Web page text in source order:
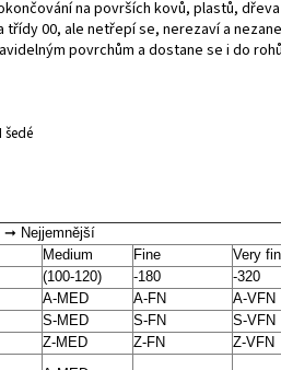
na površích kovů, plastů,
00, ale netřepí se, nerezaví a
povrchům a dostane se i do
šedé
➞ Nejjemnější
Medium Fine
Very
(100-120) -180
-320
A-MED A-FN
A-VFN
S-MED S-FN
S-VFN
Z-MED Z-FN
Z-VFN